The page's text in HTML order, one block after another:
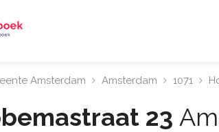
Amsterdam Amsterdam 1071
23